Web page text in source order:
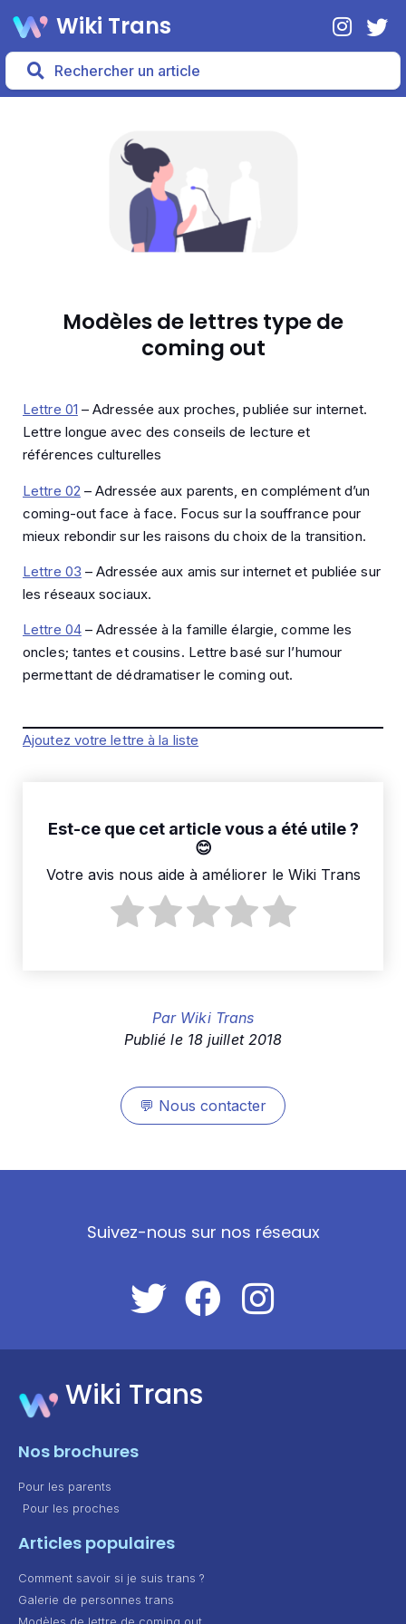
Wiki Trans
Modèles de lettres type de
coming out
Lettre 01 – Adressée aux proches, publiée sur internet.
Lettre longue avec des conseils de lecture et
références culturelles
Lettre 02 – Adressée aux parents, en complément d’un
coming-out face à face. Focus sur la souffrance pour
mieux rebondir sur les raisons du choix de la transition.
Lettre 03 – Adressée aux amis sur internet et publiée sur
les réseaux sociaux.
Lettre 04– Adressée à la famille élargie, comme les
oncles; tantes et cousins. Lettre basé sur l’humour
permettant de dédramatiser le coming out.
Ajoutez votre lettre à la liste
Est-ce que cet article vous a été utile ?
Votre avis nous aide à améliorer le Wiki Trans
Par Wiki Trans
Publié le18 juillet 2018
💬 Nous contacter
Suivez-nous sur nos réseaux
Wiki Trans
Nos brochures
Pour les parents
Pour les proches
Articles populaires
Comment savoir si je suis trans ?
Galerie de personnes trans
Modèles de lettre de coming out